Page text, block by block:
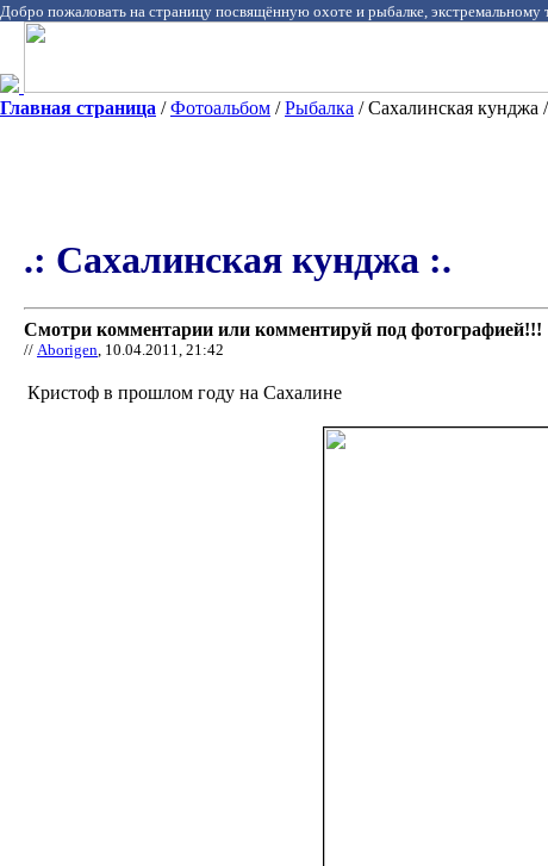
Добро пожаловать на страницу посвящённую охоте и рыбалке, экстремальному
Главная страница /Фотоальбом /Рыбалка / Сахалинская кунджа /
.: Сахалинская кунджа :.
Смотри комментарии или комментируй под фотографией!!!
// Aborigen, 10.04.2011, 21:42
Кристоф в прошлом году на Сахалине